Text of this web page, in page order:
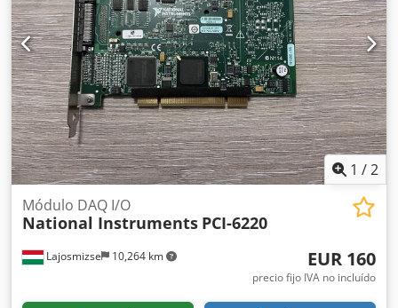
Interfaz: PCI Controlador: Compatible con NI-DAQmx
Probada con el software NI MAX y se ha comprobado que
funciona correctamente. Se ha confirmado el
funcionamiento de todos los canales analógicos y digitales.
Compatible con LabVIEW y LabWindows/CVI. Retirada de
un entorno industrial en funcionamiento; no presenta
fallos. Envío desde Hungría. Envío internacional
disponible. Embalaje cuidadoso con protección
antiestática.
1 /2
Lajosmizse 10,264 km
Módulo DAQ I/O
National Instruments PCI-6220
EUR 160
precio fijo IVA no incluído